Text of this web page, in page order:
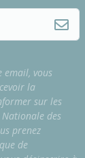
email, vous
la
sur les
des
prenez
de